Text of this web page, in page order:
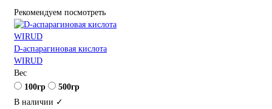
Рекомендуем посмотреть
D-аспарагиновая кислота
WIRUD
Вес
100гр
500гр
В наличии ✓